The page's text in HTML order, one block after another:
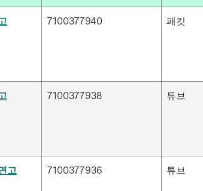
7100377940 패킷
7100377938 튜브
고 7100377936 튜브